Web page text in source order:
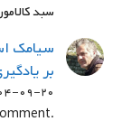
سبد
سيامك
بر
۱۴۰۴-
.Thank you for posting your comment